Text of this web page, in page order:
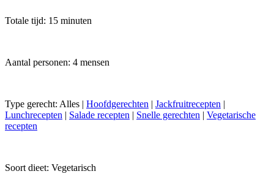
Totale tijd: 15 minuten
Aantal personen: 4 mensen
Type gerecht: Alles | Hoofdgerechten | Jackfruitrecepten |
Lunchrecepten | Salade recepten | Snelle gerechten | Vegetarische
recepten
Soort dieet: Vegetarisch